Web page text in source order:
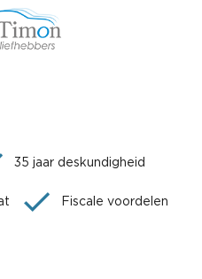
35 jaar deskundigheid
Fiscale voordelen